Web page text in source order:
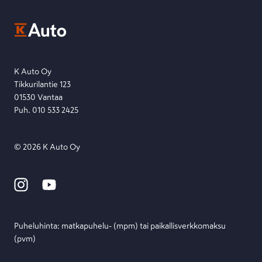
Etsi toimipiste
K Auto Oy
Tikkurilantie 123
01530 Vantaa
Puh. 010 533 2425
© 2026 K Auto Oy
Puheluhinta: matka­puhelu- (mpm) tai paikallis­verkko­maksu
(pvm)